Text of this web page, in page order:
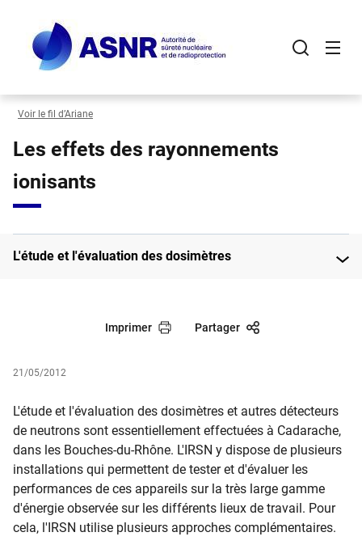
contenu
principal
Voir le fil d’Ariane
Les effets des rayonnements
ionisants
L'étude et l'évaluation des dosimètres
Imprimer Partager
21/05/2012
L'étude et l'évaluation des dosimètres et autres détecteurs
de neutrons sont essentiellement effectuées à Cadarache,
dans les Bouches-du-Rhône. L'IRSN y dispose de plusieurs
installations qui permettent de tester et d'évaluer les
performances de ces appareils sur la très large gamme
d'énergie observée sur les différents lieux de travail. Pour
cela, l'IRSN utilise plusieurs approches complémentaires.